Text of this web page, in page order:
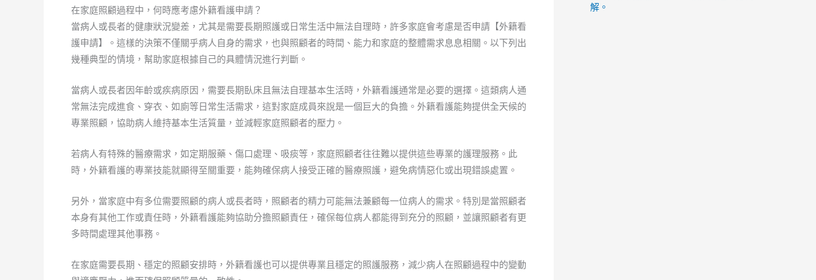
在家庭照顧過程中，何時應考慮外籍看護申請？
當病人或長者的健康狀況變差，尤其是需要長期照護或日常生活中無法自理時，許多家庭會考慮是否申請【外籍看
護申請】。這樣的決策不僅關乎病人自身的需求，也與照顧者的時間、能力和家庭的整體需求息息相關。以下列出
幾種典型的情境，幫助家庭根據自己的具體情況進行判斷。
當病人或長者因年齡或疾病原因，需要長期臥床且無法自理基本生活時，外籍看護通常是必要的選擇。這類病人通
常無法完成進食、穿衣、如廁等日常生活需求，這對家庭成員來說是一個巨大的負擔。外籍看護能夠提供全天候的
專業照顧，協助病人維持基本生活質量，並減輕家庭照顧者的壓力。
若病人有特殊的醫療需求，如定期服藥、傷口處理、吸痰等，家庭照顧者往往難以提供這些專業的護理服務。此
時，外籍看護的專業技能就顯得至關重要，能夠確保病人接受正確的醫療照護，避免病情惡化或出現錯誤處置。
另外，當家庭中有多位需要照顧的病人或長者時，照顧者的精力可能無法兼顧每一位病人的需求。特別是當照顧者
本身有其他工作或責任時，外籍看護能夠協助分擔照顧責任，確保每位病人都能得到充分的照顧，並讓照顧者有更
多時間處理其他事務。
在家庭需要長期、穩定的照顧安排時，外籍看護也可以提供專業且穩定的照護服務，減少病人在照顧過程中的變動
解。